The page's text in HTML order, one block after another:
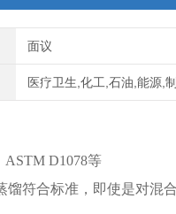
面议
医疗卫生,化工,石油,能源,
ASTM D1078等
符合标准，即使是对混